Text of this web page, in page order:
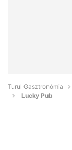
Turul Gasztronómia
Lucky Pub